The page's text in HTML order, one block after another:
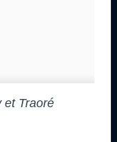
et Traoré